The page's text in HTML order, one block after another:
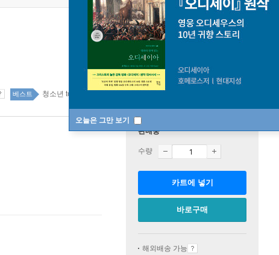
오늘은 그만 보기
베스트 청소년 top100 4주
판매중
수량
카트에 넣기
바로구매
해외배송 가능